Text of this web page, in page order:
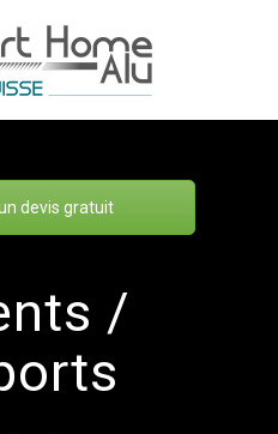
devis gratuit
/